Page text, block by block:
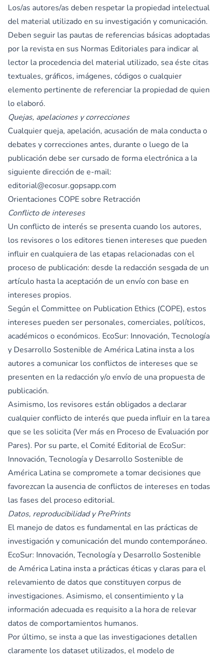
Los/as autores/as deben respetar la propiedad intelectual
del material utilizado en su investigación y comunicación.
Deben seguir las pautas de referencias básicas adoptadas
por la revista en sus Normas Editoriales para indicar al
lector la procedencia del material utilizado, sea éste citas
textuales, gráficos, imágenes, códigos o cualquier
elemento pertinente de referenciar la propiedad de quien
lo elaboró.
Quejas, apelaciones y correcciones
Cualquier queja, apelación, acusación de mala conducta o
debates y correcciones antes, durante o luego de la
publicación debe ser cursado de forma electrónica a la
siguiente dirección de e-mail:
editorial@ecosur.gopsapp.com
Orientaciones COPE sobre Retracción
Conflicto de intereses
Un conflicto de interés se presenta cuando los autores,
los revisores o los editores tienen intereses que pueden
influir en cualquiera de las etapas relacionadas con el
proceso de publicación: desde la redacción sesgada de un
artículo hasta la aceptación de un envío con base en
intereses propios.
Según el Committee on Publication Ethics (COPE), estos
intereses pueden ser personales, comerciales, políticos,
académicos o económicos. EcoSur: Innovación, Tecnología
y Desarrollo Sostenible de América Latina insta a los
autores a comunicar los conflictos de intereses que se
presenten en la redacción y/o envío de una propuesta de
publicación.
Asimismo, los revisores están obligados a declarar
cualquier conflicto de interés que pueda influir en la tarea
que se les solicita (Ver más en Proceso de Evaluación por
Pares). Por su parte, el Comité Editorial de EcoSur:
Innovación, Tecnología y Desarrollo Sostenible de
América Latina se compromete a tomar decisiones que
favorezcan la ausencia de conflictos de intereses en todas
las fases del proceso editorial.
Datos, reproducibilidad y PrePrints
El manejo de datos es fundamental en las prácticas de
investigación y comunicación del mundo contemporáneo.
EcoSur: Innovación, Tecnología y Desarrollo Sostenible
de América Latina insta a prácticas éticas y claras para el
relevamiento de datos que constituyen corpus de
investigaciones. Asimismo, el consentimiento y la
información adecuada es requisito a la hora de relevar
datos de comportamientos humanos.
Por último, se insta a que las investigaciones detallen
claramente los dataset utilizados, el modelo de